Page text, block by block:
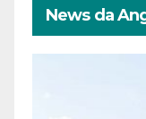
News da